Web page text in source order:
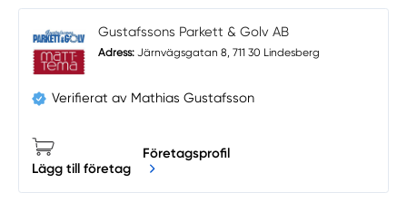
Gustafssons Parkett & Golv AB
Adress: Järnvägsgatan 8, 711 30 Lindesberg
Verifierat av Mathias Gustafsson
Lägg till företag
Företagsprofil